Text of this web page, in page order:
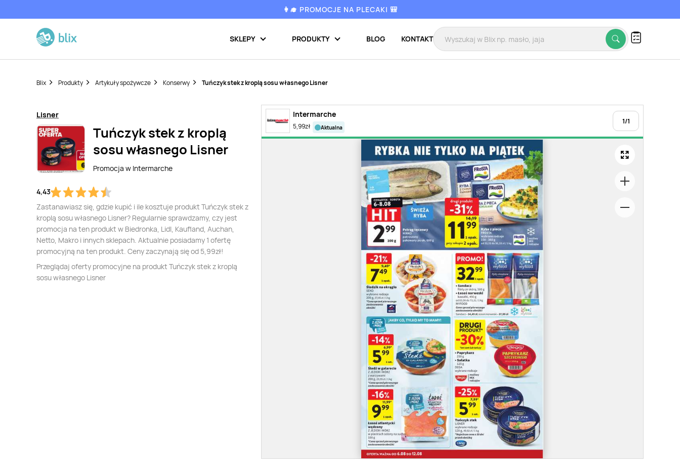
👩‍🎓 PROMOCJE NA PLECAKI 🎒
SKLEPY PRODUKTY BLOG KONTAKT
Blix Produkty Artykuły spożywcze Konserwy Tuńczyk stek z kroplą sosu własnego Lisner
Lisner
Tuńczyk stek z kroplą
sosu własnego Lisner
Promocja w Intermarche
4,43
Zastanawiasz się, gdzie kupić i ile kosztuje produkt Tuńczyk stek z
kroplą sosu własnego Lisner? Regularnie sprawdzamy, czy jest
promocja na ten produkt w Biedronka, Lidl, Kaufland, Auchan,
Netto, Makro i innych sklepach. Aktualnie posiadamy 1 ofertę
promocyjną na ten produkt. Ceny zaczynają się od 5,99zł!
Przeglądaj oferty promocyjne na produkt Tuńczyk stek z kroplą
sosu własnego Lisner
Intermarche
5,99zł aktualna
1/1